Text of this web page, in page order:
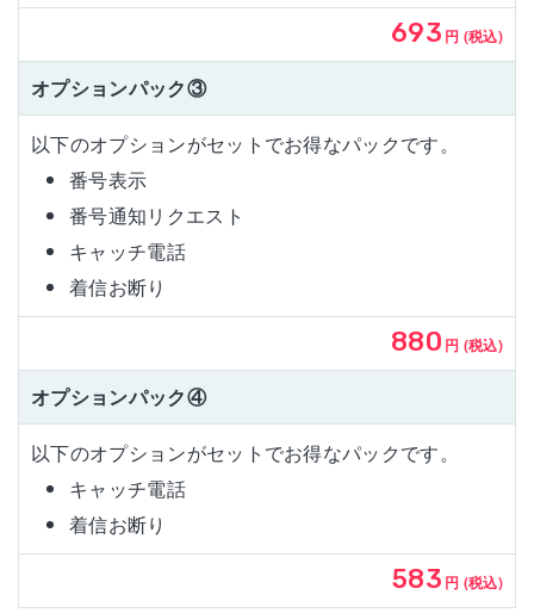
693 円 (税込)
オプションパック③
以下のオプションがセットでお得なパックです。
番号表示
番号通知リクエスト
キャッチ電話
着信お断り
880 円 (税込)
オプションパック④
以下のオプションがセットでお得なパックです。
キャッチ電話
着信お断り
583 円 (税込)